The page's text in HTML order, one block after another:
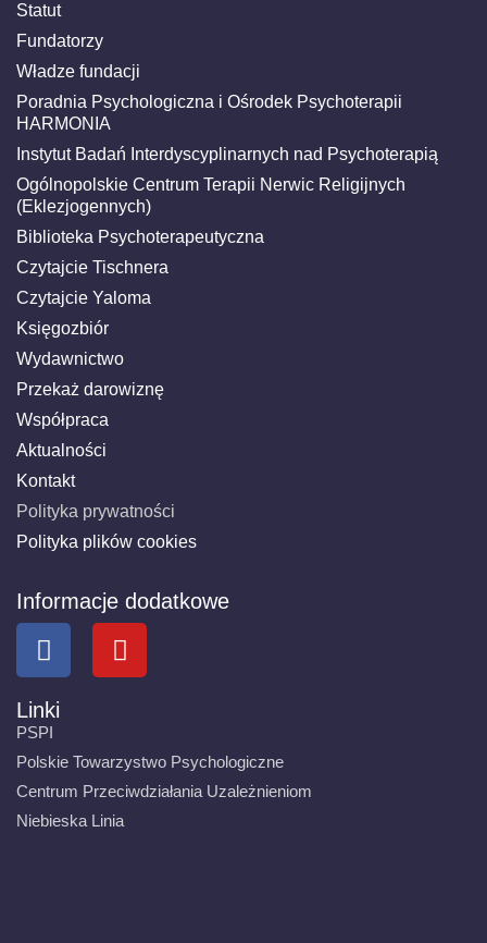
Statut
Fundatorzy
Władze fundacji
Poradnia Psychologiczna i Ośrodek Psychoterapii
HARMONIA
Instytut Badań Interdyscyplinarnych nad Psychoterapią
Ogólnopolskie Centrum Terapii Nerwic Religijnych
(Eklezjogennych)
Biblioteka Psychoterapeutyczna
Czytajcie Tischnera
Czytajcie Yaloma
Księgozbiór
Wydawnictwo
Przekaż darowiznę
Współpraca
Aktualności
Kontakt
Polityka prywatności
Polityka plików cookies
Informacje dodatkowe
Linki
PSPI
Polskie Towarzystwo Psychologiczne
Centrum Przeciwdziałania Uzależnieniom
Niebieska Linia